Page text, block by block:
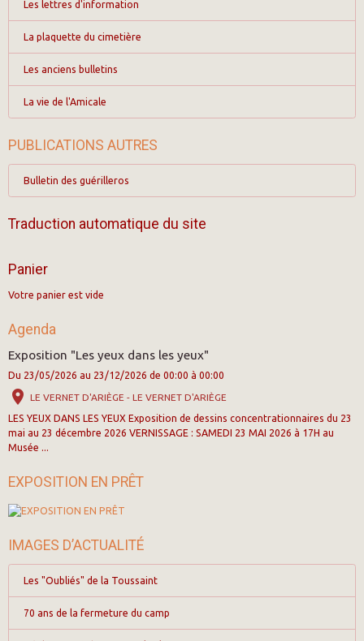
Les lettres d'information
La plaquette du cimetière
Les anciens bulletins
La vie de l'Amicale
PUBLICATIONS AUTRES
Bulletin des guérilleros
Traduction automatique du site
Panier
Votre panier est vide
Agenda
Exposition "Les yeux dans les yeux"
Du 23/05/2026 au 23/12/2026 de 00:00 à 00:00
LE VERNET D'ARIÈGE - LE VERNET D'ARIÈGE
LES YEUX DANS LES YEUX Exposition de dessins concentrationnaires du 23
mai au 23 décembre 2026 VERNISSAGE : SAMEDI 23 MAI 2026 à 17H au
Musée ...
EXPOSITION EN PRÊT
IMAGES D’ACTUALITÉ
Les "Oubliés" de la Toussaint
70 ans de la fermeture du camp